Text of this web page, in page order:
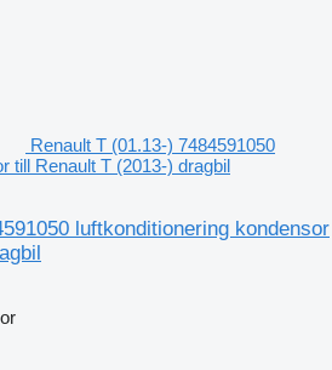
Renault T (01.13-) 7484591050
till Renault T (2013-) dragbil
luftkonditionering kondensor